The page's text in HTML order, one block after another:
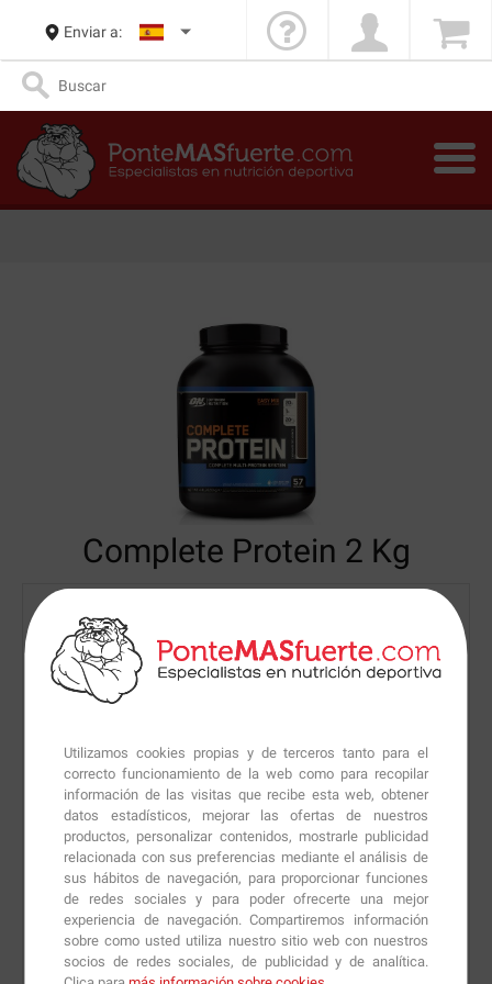
Utilizamos cookies propias y de terceros tanto para el
correcto funcionamiento de la web como para recopilar
información de las visitas que recibe esta web, obtener
datos estadísticos, mejorar las ofertas de nuestros
productos, personalizar contenidos, mostrarle publicidad
relacionada con sus preferencias mediante el análisis de
sus hábitos de navegación, para proporcionar funciones
de redes sociales y para poder ofrecerte una mejor
experiencia de navegación. Compartiremos información
sobre como usted utiliza nuestro sitio web con nuestros
socios de redes sociales, de publicidad y de analítica.
Enviar a:
Complete Protein 2 Kg